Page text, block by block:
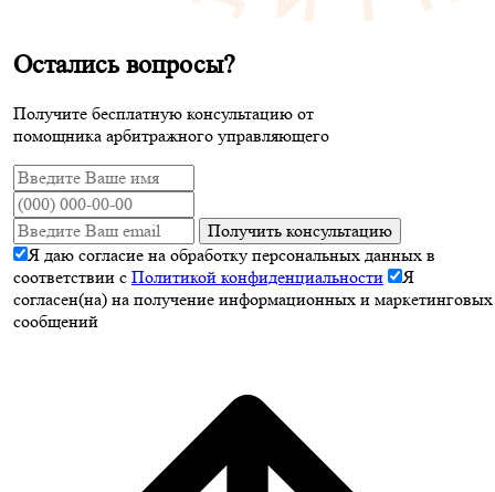
Остались вопросы?
Получите бесплатную консультацию от
помощника арбитражного управляющего
Получить консультацию
Я даю согласие на обработку персональных данных в
соответствии с Политикой конфиденциальности
Я
согласен(на) на получение информационных и маркетинговых
сообщений